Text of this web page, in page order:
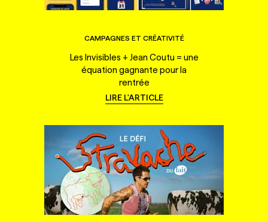
CAMPAGNES ET CRÉATIVITÉ
Les Invisibles + Jean Coutu = une
équation gagnante pour la
rentrée
LIRE L'ARTICLE